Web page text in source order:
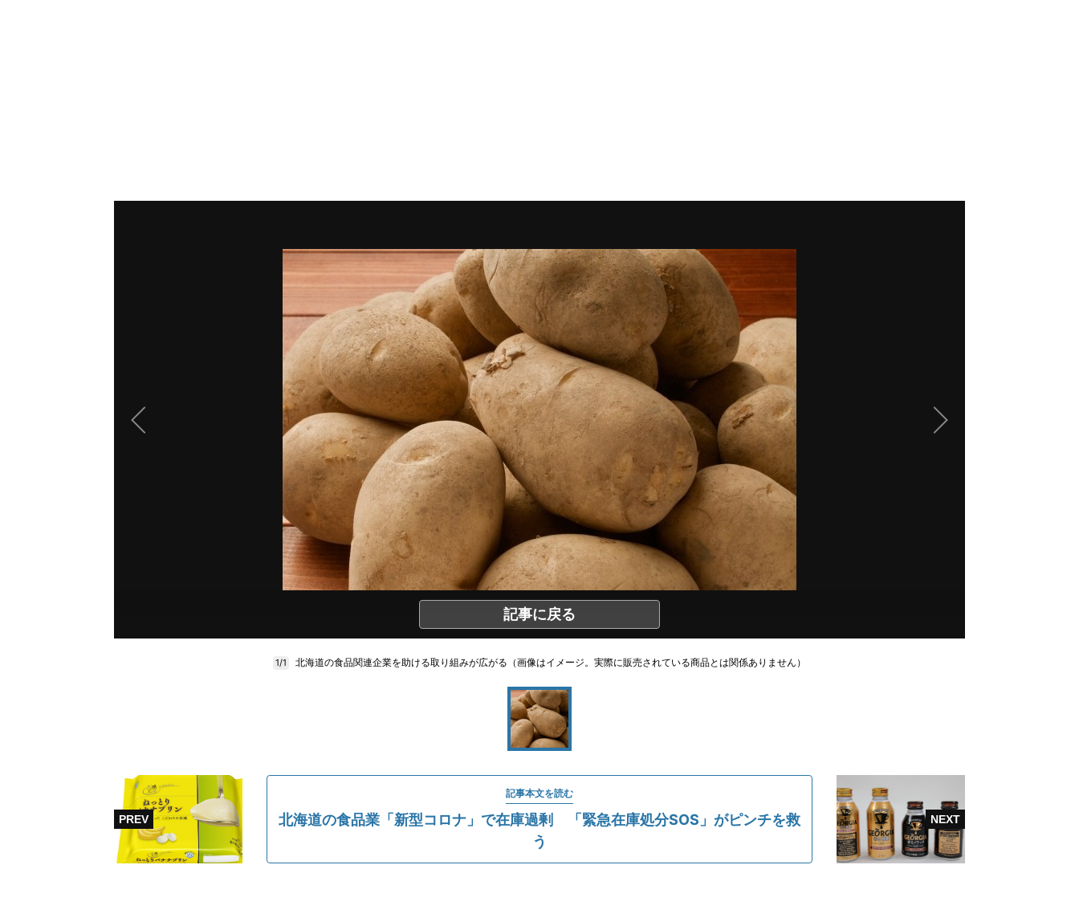
記事に戻る
1/1 北海道の食品関連企業を助ける取り組みが広がる（画像はイメージ。実際に販売されている商品とは関係ありません）
記事本文を読む
北海道の食品業「新型コロナ」で在庫過剰 「緊急在庫処分SOS」がピンチを救
う